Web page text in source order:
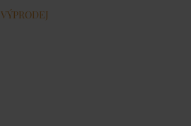
VÝPRODEJ